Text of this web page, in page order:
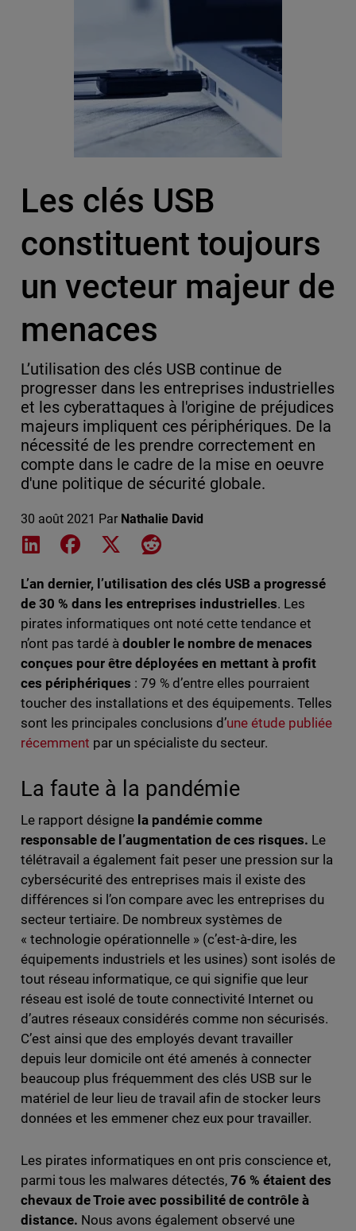
Les clés USB
constituent toujours
un vecteur majeur de
menaces
L’utilisation des clés USB continue de
progresser dans les entreprises industrielles
et les cyberattaques à l'origine de préjudices
majeurs impliquent ces périphériques. De la
nécessité de les prendre correctement en
compte dans le cadre de la mise en oeuvre
d'une politique de sécurité globale.
30 août 2021 Par Nathalie David
Share on LinkedIn
Share on Facebook
Share on XShare on Reddit
L’an dernier, l’utilisation des clés USB a progressé
de 30 % dans les entreprises industrielles. Les
pirates informatiques ont noté cette tendance et
n’ont pas tardé àdoubler le nombre de menaces
conçues pour être déployées en mettant à profit
ces périphériques : 79 % d’entre elles pourraient
toucher des installations et des équipements. Telles
sont les principales conclusions d’une étude publiée
récemment par un spécialiste du secteur.
La faute à la pandémie
Le rapport désigne la pandémie comme
responsable de l’augmentation de ces risques. Le
télétravail a également fait peser une pression sur la
cybersécurité des entreprises mais il existe des
différences si l’on compare avec les entreprises du
secteur tertiaire. De nombreux systèmes de
« technologie opérationnelle » (c’est-à-dire, les
équipements industriels et les usines) sont isolés de
tout réseau informatique, ce qui signifie que leur
réseau est isolé de toute connectivité Internet ou
d’autres réseaux considérés comme non sécurisés.
C’est ainsi que des employés devant travailler
depuis leur domicile ont été amenés à connecter
beaucoup plus fréquemment des clés USB sur le
matériel de leur lieu de travail afin de stocker leurs
données et les emmener chez eux pour travailler.
Les pirates informatiques en ont pris conscience et,
parmi tous les malwares détectés,76 % étaient des
chevaux de Troie avec possibilité de contrôle à
distance. Nous avons également observé une